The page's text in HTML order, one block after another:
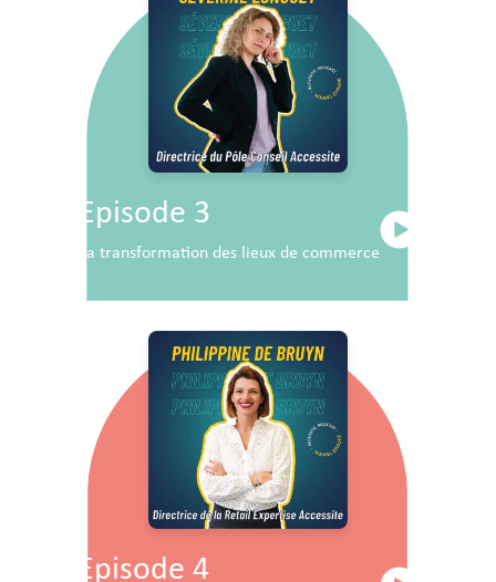
Episode 3
La transformation des lieux de commerce
Episode 4